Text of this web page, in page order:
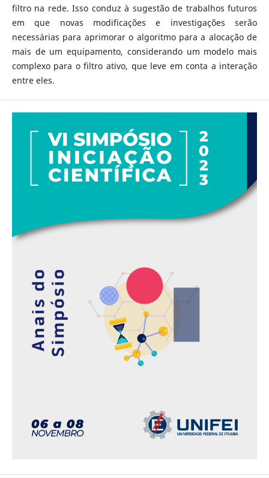
filtro na rede. Isso conduz à sugestão de trabalhos futuros
em que novas modificações e investigações serão
necessárias para aprimorar o algoritmo para a alocação de
mais de um equipamento, considerando um modelo mais
complexo para o filtro ativo, que leve em conta a interação
entre eles.